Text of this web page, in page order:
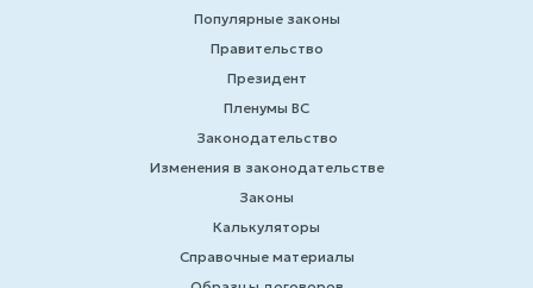
Популярные законы
Правительство
Президент
Пленумы ВС
Законодательство
Изменения в законодательстве
Законы
Калькуляторы
Справочные материалы